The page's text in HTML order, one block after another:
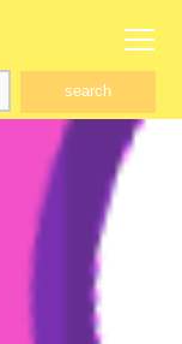
search